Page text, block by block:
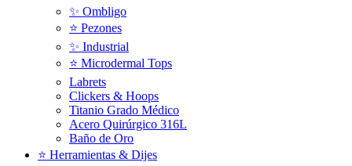
✨ Ombligo
⭐️ Pezones
✨ Industrial
⭐️ Microdermal Tops
Labrets
Clickers & Hoops
Titanio Grado Médico
Acero Quirúrgico 316L
Baño de Oro
⭐ Herramientas & Dijes